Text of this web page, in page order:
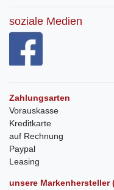
soziale Medien
Zahlungsarten
Vorauskasse
Kreditkarte
auf Rechnung
Paypal
Leasing
unsere Markenhersteller